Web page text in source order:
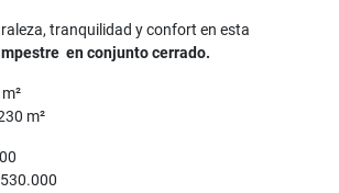
tranquilidad y confort en esta
en conjunto cerrado.
m²